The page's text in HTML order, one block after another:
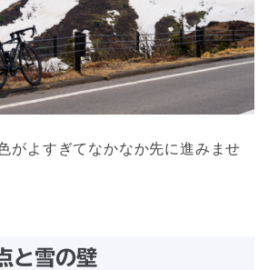
がよすぎてなかなか先に進みませ
と雪の壁